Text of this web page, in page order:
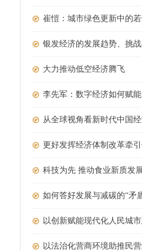
崔愷：城市绿色更新中的
银发经济的发展趋势、挑
大力推动低空经济腾飞
李先军：数字经济如何赋
从全球视角看新时代中国
更好发挥经济体制改革牵
科技为先 推动食业新质发
如何答好发展与减碳的“矛
以创新赋能现代化人民城
以法治化营商环境助推民